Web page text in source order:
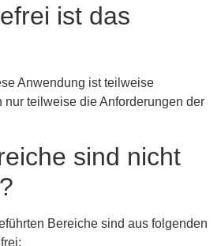
ist das
Anwendung ist teilweise
nur teilweise die Anforderungen der
sind nicht
Bereiche sind aus folgenden